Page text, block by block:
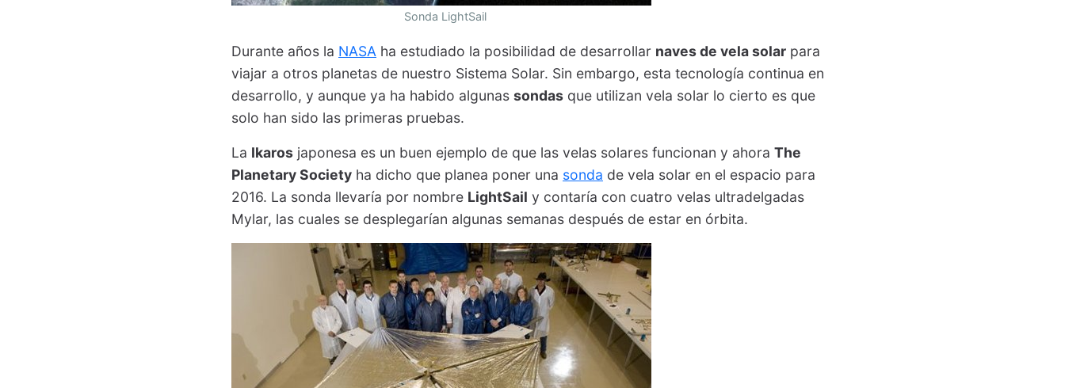
Sonda LightSail
Durante años la NASA ha estudiado la posibilidad de desarrollar naves de vela solar para
viajar a otros planetas de nuestro Sistema Solar. Sin embargo, esta tecnología continua en
desarrollo, y aunque ya ha habido algunas sondas que utilizan vela solar lo cierto es que
solo han sido las primeras pruebas.
La Ikaros japonesa es un buen ejemplo de que las velas solares funcionan y ahora The
Planetary Society ha dicho que planea poner una sonda de vela solar en el espacio para
2016. La sonda llevaría por nombre LightSail y contaría con cuatro velas ultradelgadas
Mylar, las cuales se desplegarían algunas semanas después de estar en órbita.